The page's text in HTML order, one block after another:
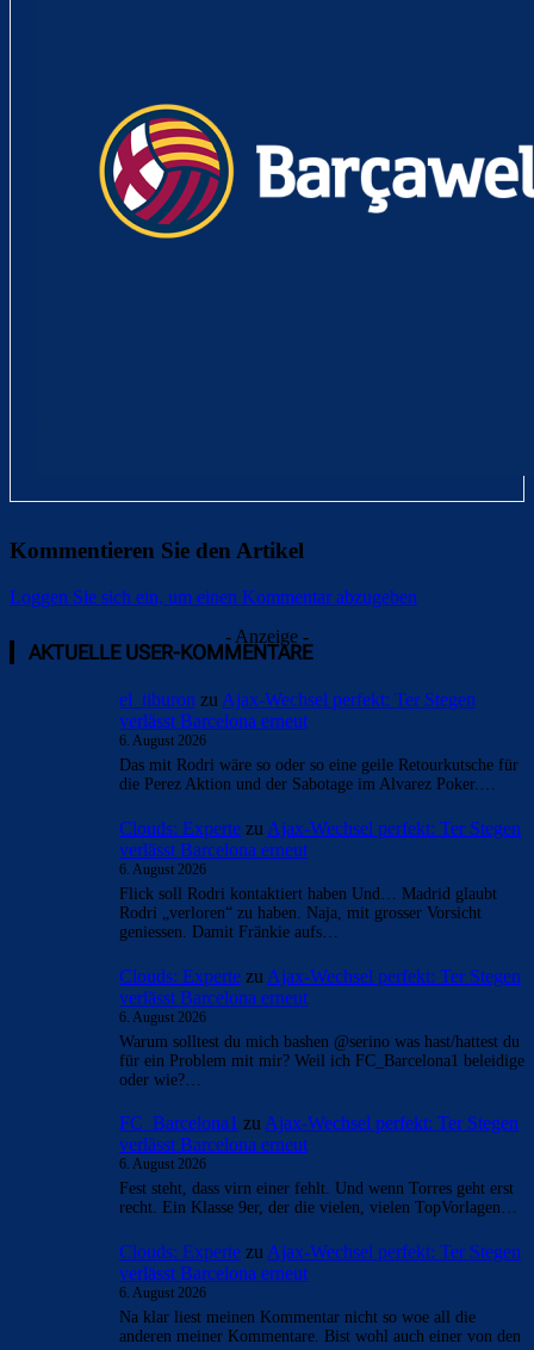
Kommentieren Sie den Artikel
Loggen Sie sich ein, um einen Kommentar abzugeben
- Anzeige -
AKTUELLE USER-KOMMENTARE
el_tiburon zu Ajax-Wechsel perfekt: Ter Stegen
verlässt Barcelona erneut
6. August 2026
Das mit Rodri wäre so oder so eine geile Retourkutsche für
die Perez Aktion und der Sabotage im Alvarez Poker.…
Clouds: Experte zu Ajax-Wechsel perfekt: Ter Stegen
verlässt Barcelona erneut
6. August 2026
Flick soll Rodri kontaktiert haben Und… Madrid glaubt
Rodri „verloren“ zu haben. Naja, mit grosser Vorsicht
geniessen. Damit Fränkie aufs…
Clouds: Experte zu Ajax-Wechsel perfekt: Ter Stegen
verlässt Barcelona erneut
6. August 2026
Warum solltest du mich bashen @serino was hast/hattest du
für ein Problem mit mir? Weil ich FC_Barcelona1 beleidige
oder wie?…
FC_Barcelona1 zu Ajax-Wechsel perfekt: Ter Stegen
verlässt Barcelona erneut
6. August 2026
Fest steht, dass virn einer fehlt. Und wenn Torres geht erst
recht. Ein Klasse 9er, der die vielen, vielen TopVorlagen…
Clouds: Experte zu Ajax-Wechsel perfekt: Ter Stegen
verlässt Barcelona erneut
6. August 2026
Na klar liest meinen Kommentar nicht so woe all die
anderen meiner Kommentare. Bist wohl auch einer von den